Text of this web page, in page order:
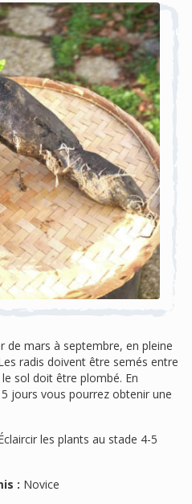
de mars à septembre, en pleine
radis doivent être semés entre
sol doit être plombé. En
jours vous pourrez obtenir une
les plants au stade 4-5
: Novice